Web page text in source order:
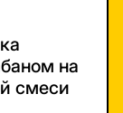
на
смеси